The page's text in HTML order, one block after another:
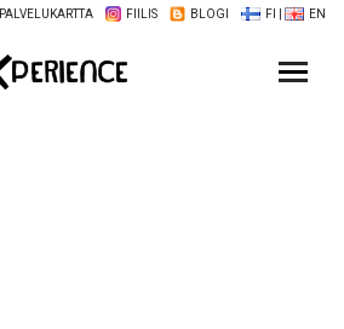
PALVELUKARTTA FIILIS BLOGI FI EN